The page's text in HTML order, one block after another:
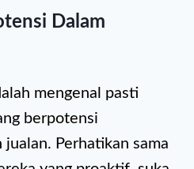
Dalam
mengenal pasti
berpotensi
Perhatikan sama